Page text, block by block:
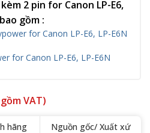
2 pin for Canon LP-E6,
gồm :
for Canon LP-E6, LP-E6N
for Canon LP-E6, LP-E6N
VAT)
hãng
Nguồn gốc/ Xuất xứ